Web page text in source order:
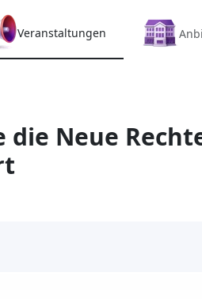
Veranstaltungen
die Neue